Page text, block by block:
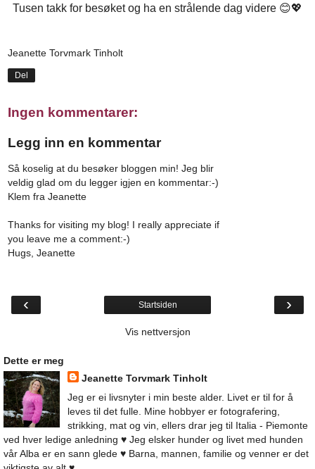
Tusen takk for besøket og ha en strålende dag videre 😊💖
Jeanette Torvmark Tinholt
Del
Ingen kommentarer:
Legg inn en kommentar
Så koselig at du besøker bloggen min! Jeg blir
veldig glad om du legger igjen en kommentar:-)
Klem fra Jeanette
Thanks for visiting my blog! I really appreciate if
you leave me a comment:-)
Hugs, Jeanette
‹ ›
Startsiden
Vis nettversjon
Dette er meg
Jeanette Torvmark Tinholt
Jeg er ei livsnyter i min beste alder. Livet er til for å
leves til det fulle. Mine hobbyer er fotografering,
strikking, mat og vin, ellers drar jeg til Italia - Piemonte
ved hver ledige anledning ♥ Jeg elsker hunder og livet med hunden
vår Alba er en sann glede ♥ Barna, mannen, familie og venner er det